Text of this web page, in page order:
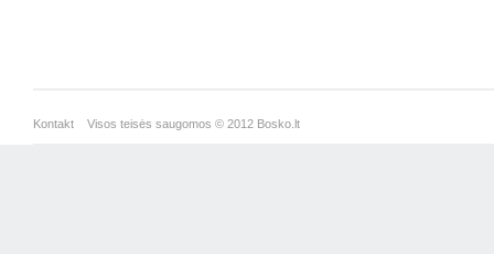
Kontakt Visos teisės saugomos © 2012 Bosko.lt